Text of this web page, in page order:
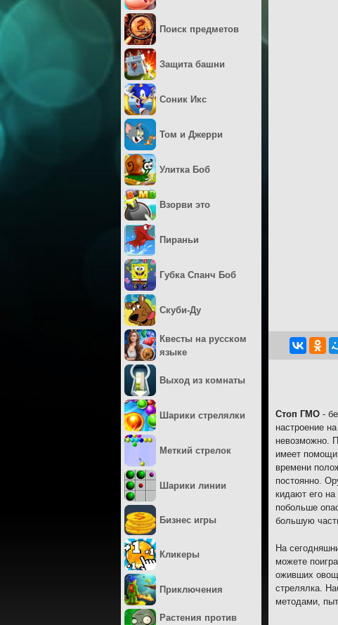
Стоп ГМО -
настроение
невозможно.
имеет
времени
постоянно.
кидают его
побольше
большую
На
можете
оживших
стрелялка.
методами,
Поиск предметов
Защита башни
Соник Икс
Том и Джерри
Улитка Боб
Взорви это
Пираньи
Губка Спанч Боб
Скуби-Ду
Квесты на русском
языке
Выход из комнаты
Шарики стрелялки
Меткий стрелок
Шарики линии
Бизнес игры
Кликеры
Приключения
Растения против